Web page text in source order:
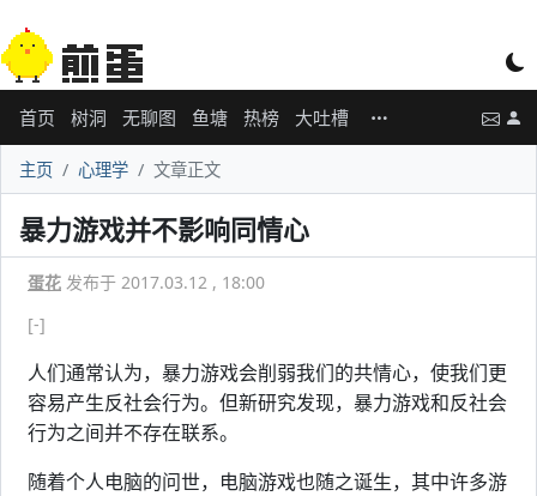
首页 树洞 无聊图 鱼塘 热榜 大吐槽
主页 心理学 文章正文
暴力游戏并不影响同情心
蛋花 发布于 2017.03.12 , 18:00
[-]
人们通常认为，暴力游戏会削弱我们的共情心，使我们更
容易产生反社会行为。但新研究发现，暴力游戏和反社会
行为之间并不存在联系。
随着个人电脑的问世，电脑游戏也随之诞生，其中许多游